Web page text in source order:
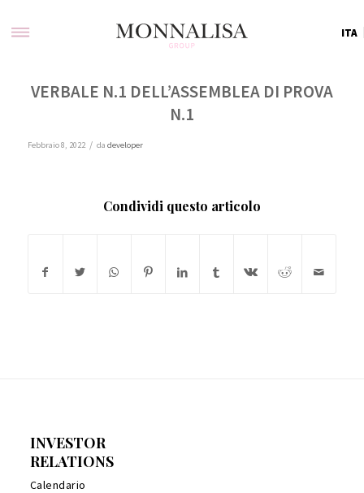
ITA
VERBALE N.1 DELL’ASSEMBLEA DI PROVA
N.1
Febbraio 8, 2022 / da developer
Condividi questo articolo
INVESTOR
RELATIONS
Calendario